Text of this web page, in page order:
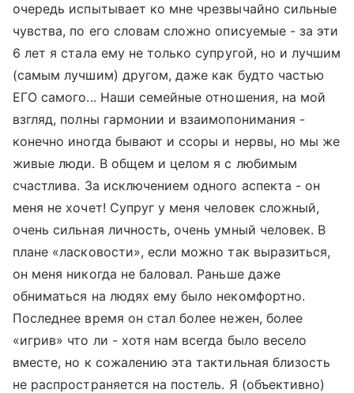
очередь испытывает ко мне чрезвычайно сильные
чувства, по его словам сложно описуемые - за эти
6 лет я стала ему не только супругой, но и лучшим
(самым лучшим) другом, даже как будто частью
ЕГО самого... Наши семейные отношения, на мой
взгляд, полны гармонии и взаимопонимания -
конечно иногда бывают и ссоры и нервы, но мы же
живые люди. В общем и целом я с любимым
счастлива. За исключением одного аспекта - он
меня не хочет! Супруг у меня человек сложный,
очень сильная личность, очень умный человек. В
плане «ласковости», если можно так выразиться,
он меня никогда не баловал. Раньше даже
обниматься на людях ему было некомфортно.
Последнее время он стал более нежен, более
«игрив» что ли - хотя нам всегда было весело
вместе, но к сожалению эта тактильная близость
не распространяется на постель. Я (объективно)